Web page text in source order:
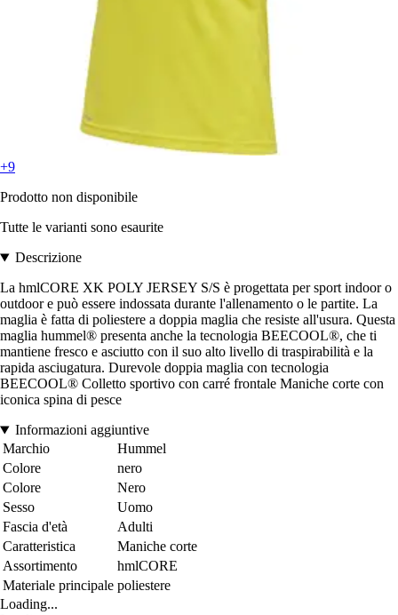
+9
Prodotto non disponibile
Tutte le varianti sono esaurite
Descrizione
La hmlCORE XK POLY JERSEY S/S è progettata per sport indoor o
outdoor e può essere indossata durante l'allenamento o le partite. La
maglia è fatta di poliestere a doppia maglia che resiste all'usura. Questa
maglia hummel® presenta anche la tecnologia BEECOOL®, che ti
mantiene fresco e asciutto con il suo alto livello di traspirabilità e la
rapida asciugatura. Durevole doppia maglia con tecnologia
BEECOOL® Colletto sportivo con carré frontale Maniche corte con
iconica spina di pesce
Informazioni aggiuntive
Marchio
Hummel
Colore
nero
Colore
Nero
Sesso
Uomo
Fascia d'età
Adulti
Caratteristica
Maniche corte
Assortimento
hmlCORE
Materiale principale poliestere
Loading...